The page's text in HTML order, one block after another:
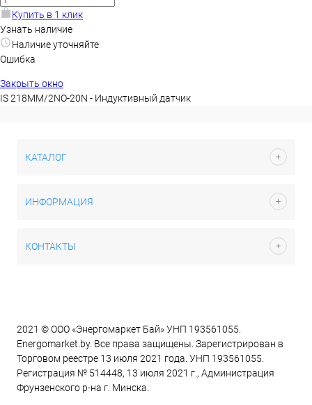
Купить в 1 клик
Узнать наличие
Наличие уточняйте
Ошибка
Закрыть окно
IS 218MM/2NO-20N - Индуктивный датчик
КАТАЛОГ
ИНФОРМАЦИЯ
КОНТАКТЫ
2021 © ООО «Энергомаркет Бай» УНП 193561055.
Energomarket.by. Все права защищены. Зарегистрирован в
Торговом реестре 13 июля 2021 года. УНП 193561055.
Регистрация № 514448, 13 июля 2021 г., Администрация
Фрунзенского р-на г. Минска.